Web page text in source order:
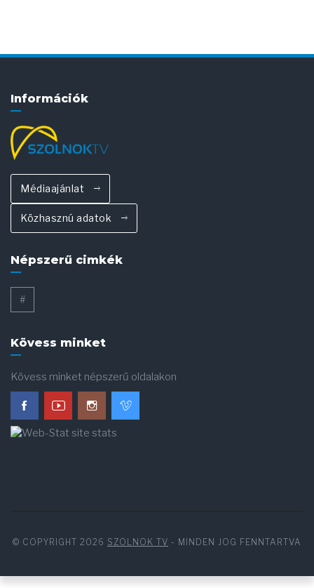
Információk
Médiaajánlat
Közhasznú adatok
Népszerű cimkék
#
Kövess minket
Kövess minket népszerű oldalakon
© COPYRIGHT 2026 SZOLNOK TV - MINDEN JOG FENNTARTVA